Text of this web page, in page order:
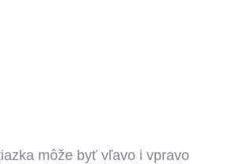
môže byť vľavo i vpravo